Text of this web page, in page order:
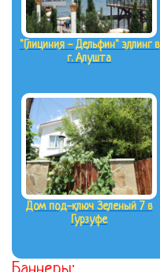
"Глициния - Дельфин" эллинг в
г. Алушта
Дом под-ключ Зеленый 7 в
Гурзуфе